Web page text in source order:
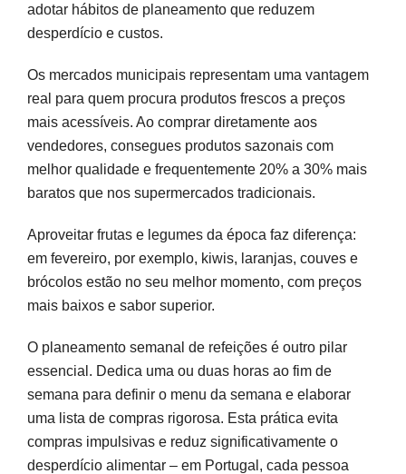
adotar hábitos de planeamento que reduzem
desperdício e custos.
Os mercados municipais representam uma vantagem
real para quem procura produtos frescos a preços
mais acessíveis. Ao comprar diretamente aos
vendedores, consegues produtos sazonais com
melhor qualidade e frequentemente 20% a 30% mais
baratos que nos supermercados tradicionais.
Aproveitar frutas e legumes da época faz diferença:
em fevereiro, por exemplo, kiwis, laranjas, couves e
brócolos estão no seu melhor momento, com preços
mais baixos e sabor superior.
O planeamento semanal de refeições é outro pilar
essencial. Dedica uma ou duas horas ao fim de
semana para definir o menu da semana e elaborar
uma lista de compras rigorosa. Esta prática evita
compras impulsivas e reduz significativamente o
desperdício alimentar – em Portugal, cada pessoa